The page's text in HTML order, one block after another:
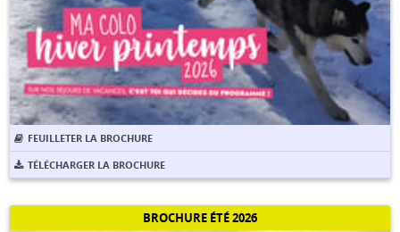
FEUILLETER LA BROCHURE
TÉLÉCHARGER LA BROCHURE
BROCHURE ÉTÉ 2026